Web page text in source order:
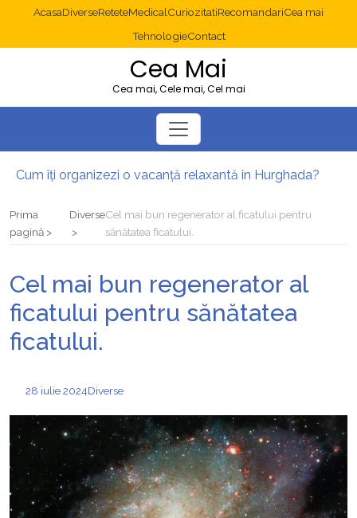
AcasaDiverseReteteMedicalCuriozitatiRecomandariCea mai
TehnologieContact
Cea Mai
Cea mai, Cele mai, Cel mai
Cum îți organizezi o vacanță relaxantă în Hurghada?
Prima
pagină
DiverseCel mai bun regenerator al ficatului pentru
sănătatea ficatului.
Cel mai bun regenerator al
ficatului pentru sănătatea
ficatului.
28 iulie 2024Diverse